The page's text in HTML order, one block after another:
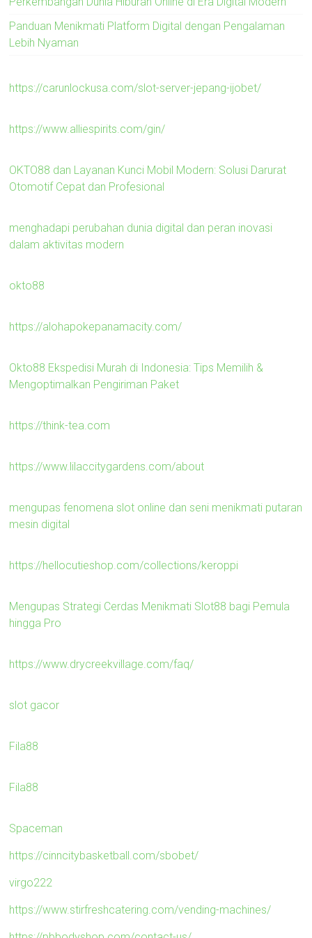
Panduan Menikmati Platform Digital dengan Pengalaman
Lebih Nyaman
https://carunlockusa.com/slot-server-jepang-ijobet/
https://www.alliespirits.com/gin/
OKTO88 dan Layanan Kunci Mobil Modern: Solusi Darurat
Otomotif Cepat dan Profesional
menghadapi perubahan dunia digital dan peran inovasi
dalam aktivitas modern
okto88
https://alohapokepanamacity.com/
Okto88 Ekspedisi Murah di Indonesia: Tips Memilih &
Mengoptimalkan Pengiriman Paket
https://think-tea.com
https://www.lilaccitygardens.com/about
mengupas fenomena slot online dan seni menikmati putaran
mesin digital
https://hellocutieshop.com/collections/keroppi
Mengupas Strategi Cerdas Menikmati Slot88 bagi Pemula
hingga Pro
https://www.drycreekvillage.com/faq/
slot gacor
Fila88
Fila88
Spaceman
https://cinncitybasketball.com/sbobet/
virgo222
https://www.stirfreshcatering.com/vending-machines/